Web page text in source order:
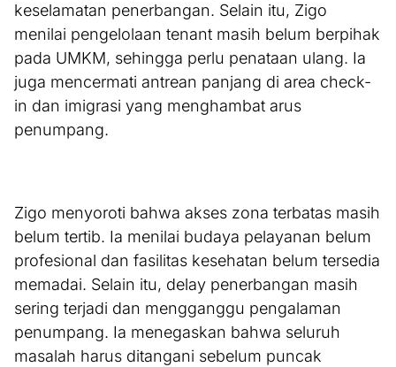
keselamatan penerbangan. Selain itu, Zigo
menilai pengelolaan tenant masih belum berpihak
pada UMKM, sehingga perlu penataan ulang. Ia
juga mencermati antrean panjang di area check-
in dan imigrasi yang menghambat arus
penumpang.
Zigo menyoroti bahwa akses zona terbatas masih
belum tertib. Ia menilai budaya pelayanan belum
profesional dan fasilitas kesehatan belum tersedia
memadai. Selain itu, delay penerbangan masih
sering terjadi dan mengganggu pengalaman
penumpang. Ia menegaskan bahwa seluruh
masalah harus ditangani sebelum puncak